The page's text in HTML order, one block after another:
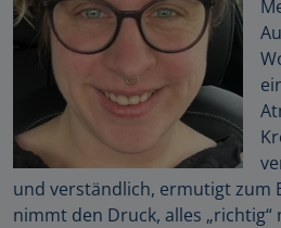
und verständlich, ermutigt zum
nimmt den Druck, alles „richtig“